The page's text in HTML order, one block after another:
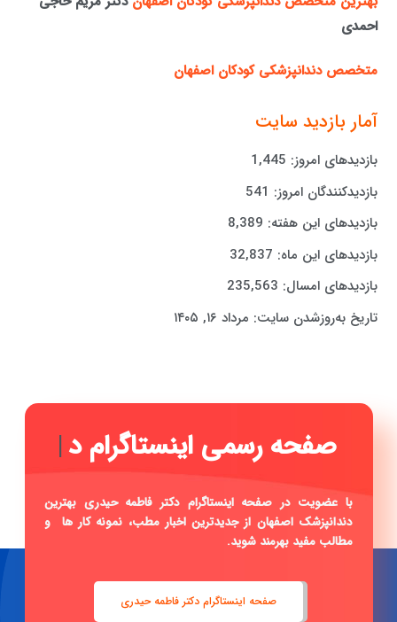
احمدی
متخصص دندانپزشکی کودکان اصفهان
آمار بازدید سایت
بازدیدهای امروز: 1,445
بازدیدکنندگان امروز: 541
بازدیدهای این هفته: 8,389
بازدیدهای این ماه: 32,837
بازدیدهای امسال: 235,563
تاریخ به‌روزشدن سایت: مرداد ۱۶, ۱۴۰۵
|
با عضویت در صفحه اینستاگرام دکتر فاطمه حیدری بهترین
دندانپزشک اصفهان از جدیدترین اخبار مطب، نمونه کار ها و
مطالب مفید بهرمند شوید.
صفحه اینستاگرام دکتر فاطمه حیدری